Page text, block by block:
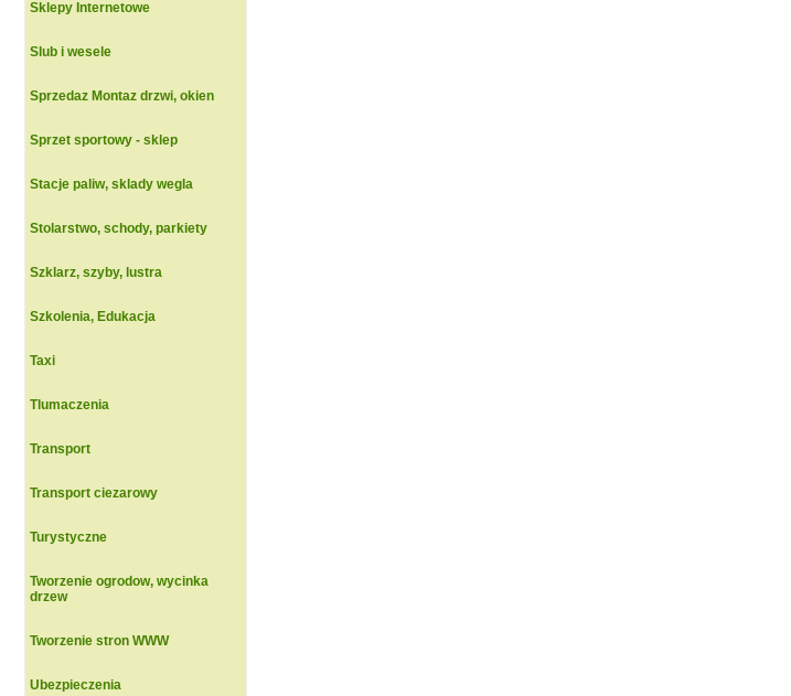
Sklepy Internetowe
Slub i wesele
Sprzedaz Montaz drzwi, okien
Sprzet sportowy - sklep
Stacje paliw, sklady wegla
Stolarstwo, schody, parkiety
Szklarz, szyby, lustra
Szkolenia, Edukacja
Taxi
Tlumaczenia
Transport
Transport ciezarowy
Turystyczne
Tworzenie ogrodow, wycinka
drzew
Tworzenie stron WWW
Ubezpieczenia